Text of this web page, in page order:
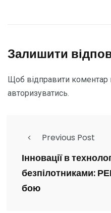
Залишити
Щоб відправити коментар
авторизуватись.
Previous Post
Інновації в
безпілотниками:
бою